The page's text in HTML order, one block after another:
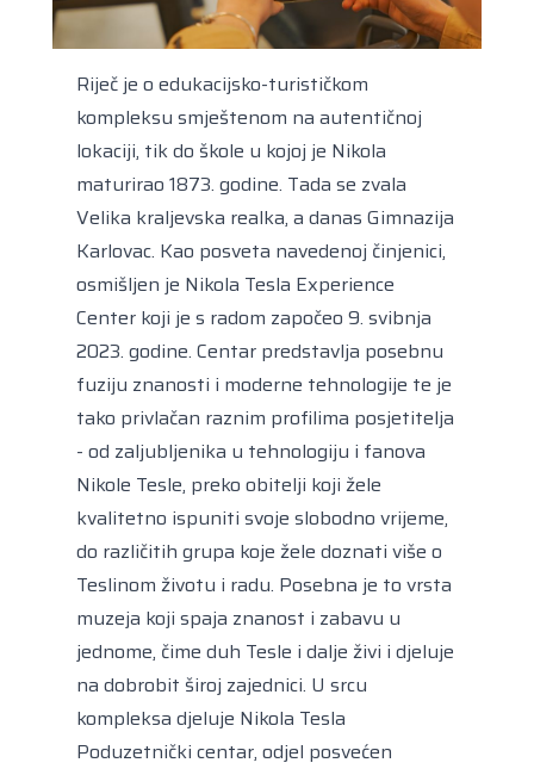
Riječ je o edukacijsko-turističkom
kompleksu smještenom na autentičnoj
lokaciji, tik do škole u kojoj je Nikola
maturirao 1873. godine. Tada se zvala
Velika kraljevska realka, a danas Gimnazija
Karlovac. Kao posveta navedenoj činjenici,
osmišljen je Nikola Tesla Experience
Center koji je s radom započeo 9. svibnja
2023. godine. Centar predstavlja posebnu
fuziju znanosti i moderne tehnologije te je
tako privlačan raznim profilima posjetitelja
- od zaljubljenika u tehnologiju i fanova
Nikole Tesle, preko obitelji koji žele
kvalitetno ispuniti svoje slobodno vrijeme,
do različitih grupa koje žele doznati više o
Teslinom životu i radu. Posebna je to vrsta
muzeja koji spaja znanost i zabavu u
jednome, čime duh Tesle i dalje živi i djeluje
na dobrobit široj zajednici. U srcu
kompleksa djeluje Nikola Tesla
Poduzetnički centar, odjel posvećen